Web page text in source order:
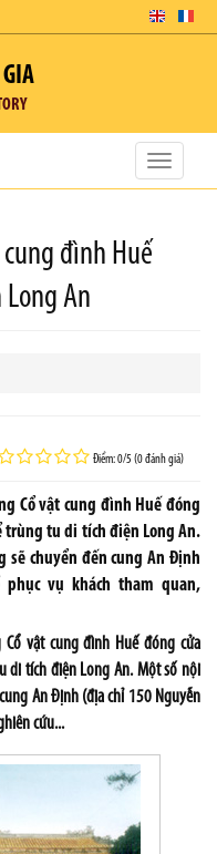
Toggle
đình Huế
An
Điểm: 0/5 (0 đánh giá)
Cổ vật cung đình Huế đóng
trùng tu di tích điện Long An.
sẽ chuyển đến cung An Định
phục vụ khách tham quan,
vật cung đình Huế đóng cửa
di tích điện Long An. Một số nội
An Định (địa chỉ 150 Nguyễn
cứu...